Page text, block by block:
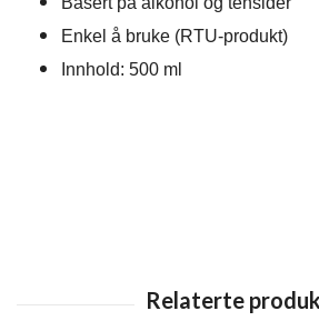
Enkel å bruke (RTU-produkt)
Innhold: 500 ml